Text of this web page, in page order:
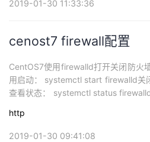
2019-01-30 11:33:36
cenost7 firewall配置
CentOS7使用firewalld打开关闭防火
用启动： systemctl start firewalld
查看状态： systemctl status
http
2019-01-30 09:41:08